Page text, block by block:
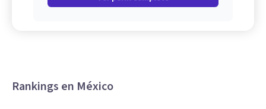
Rankings en México